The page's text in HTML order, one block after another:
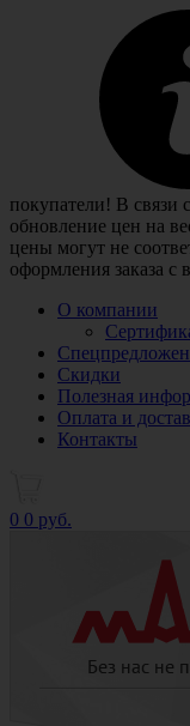
покупатели! В связи
обновление цен на
цены могут не
оформления заказа с
О компании
Скидки
Полезная
Оплата и
Контакты
0 0 руб.